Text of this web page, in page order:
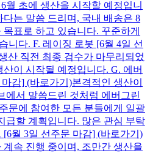
월 초에 생산을 시작할 예정입니
는 말씀 드리며, 국내 배송은 8
표로 하고 있습니다. 꾸준하게
니다. F. 레이징 로봇 [6월 4일 선
산 직전 최종 검수가 마무리되었
이 시작될 예정입니다. G. 에버
감] (바로가기)본격적인 생산이
에서 말씀드린 것처럼 에버그린
문에 참여한 모든 분들에게 일괄
급할 계획입니다. 많은 관심 부탁
[6월 3일 선주문 마감] (바로가기)
속 진행 중이며, 조만간 생산을